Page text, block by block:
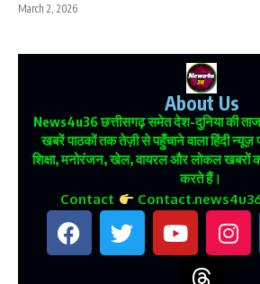
March 2, 2026
About Us
News4u36छत्तीसगढ़ समेत देश-दुनिया की
खबरें पाठकों तक तेज़ी से पहुँचाने वाला हिंदी न्यूज़
शिक्षा, मनोरंजन, खेल, वायरल और लोकल खबरों
करते हैं।
Contact